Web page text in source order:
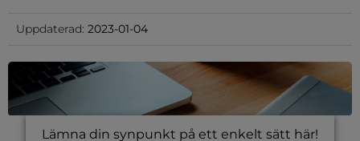
Uppdaterad: 2023-01-04
Lämna din synpunkt på ett enkelt sätt här!